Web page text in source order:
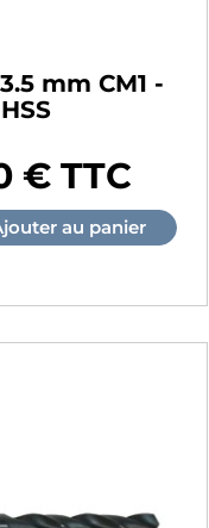
mm CM1 -
HSS
€ TTC
au panier